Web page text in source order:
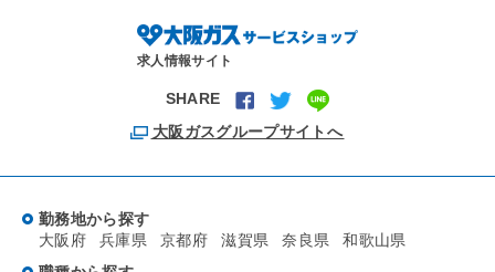
求人情報サイト
SHARE
大阪ガスグループサイトへ
勤務地から探す
大阪府
兵庫県 京都府 滋賀県 奈良県
和歌山県